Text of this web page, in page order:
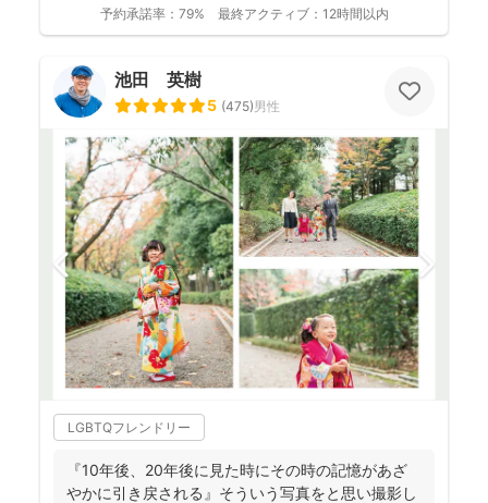
予約承諾率： 79% 最終アクティブ： 12時間以内
池田 英樹
5 (475)男性
LGBTQフレンドリー
『10年後、20年後に見た時にその時の記憶があざ
やかに引き戻される』そういう写真をと思い撮影し